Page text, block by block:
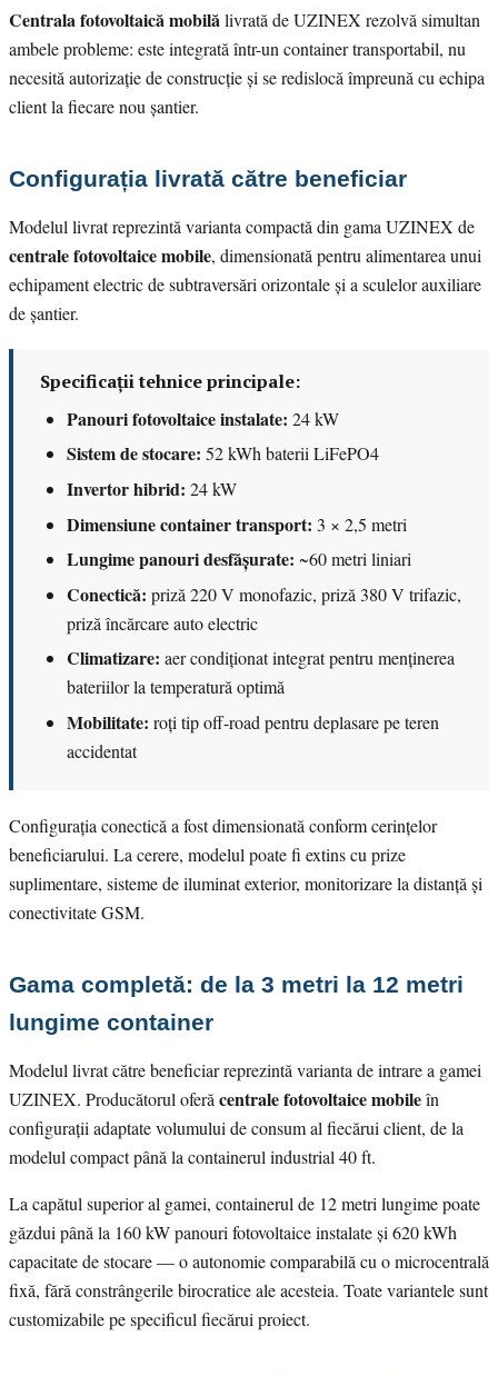
Centrala fotovoltaică mobilălivrată de UZINEX rezolvă simultan
ambele probleme: este integrată într-un container transportabil, nu
necesită autorizație de construcție și se redislocă împreună cu echipa
client la fiecare nou șantier.
Configurația livrată către beneficiar
Modelul livrat reprezintă varianta compactă din gama UZINEX de
centrale fotovoltaice mobile, dimensionată pentru alimentarea unui
echipament electric de subtraversări orizontale și a sculelor auxiliare
de șantier.
Specificații tehnice principale:
Panouri fotovoltaice instalate: 24 kW
Sistem de stocare: 52 kWh baterii LiFePO4
Invertor hibrid: 24 kW
Dimensiune container transport: 3 × 2,5 metri
Lungime panouri desfășurate: ~60 metri liniari
Conectică: priză 220 V monofazic, priză 380 V trifazic,
priză încărcare auto electric
Climatizare: aer condiționat integrat pentru menținerea
bateriilor la temperatură optimă
Mobilitate: roți tip off-road pentru deplasare pe teren
accidentat
Configurația conectică a fost dimensionată conform cerințelor
beneficiarului. La cerere, modelul poate fi extins cu prize
suplimentare, sisteme de iluminat exterior, monitorizare la distanță și
conectivitate GSM.
Gama completă: de la 3 metri la 12 metri
lungime container
Modelul livrat către beneficiar reprezintă varianta de intrare a gamei
UZINEX. Producătorul oferă centrale fotovoltaice mobileîn
configurații adaptate volumului de consum al fiecărui client, de la
modelul compact până la containerul industrial 40 ft.
La capătul superior al gamei, containerul de 12 metri lungime poate
găzdui până la 160 kW panouri fotovoltaice instalate și 620 kWh
capacitate de stocare — o autonomie comparabilă cu o microcentrală
fixă, fără constrângerile birocratice ale acesteia. Toate variantele sunt
customizabile pe specificul fiecărui proiect.